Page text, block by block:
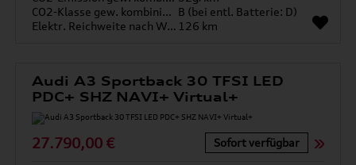
CO2-Klasse gew. kombiniert B (bei entl. Batterie: D)
Elektr. Reichweite nach WLTP* 126 km
Audi A3 Sportback 30 TFSI LED
PDC+ SHZ NAVI+ Virtual+
27.790,00 € Sofort verfügbar